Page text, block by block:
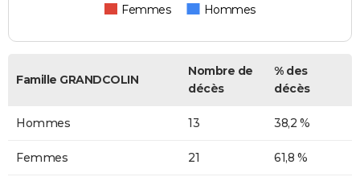
Femmes Hommes
Famille GRANDCOLIN
Nombre de
décès
% des
décès
Hommes 13 38,2 %
Femmes 21 61,8 %